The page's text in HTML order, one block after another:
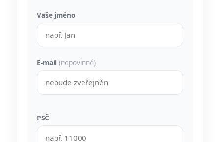
Vaše jméno
E-mail (nepovinné)
PSČ